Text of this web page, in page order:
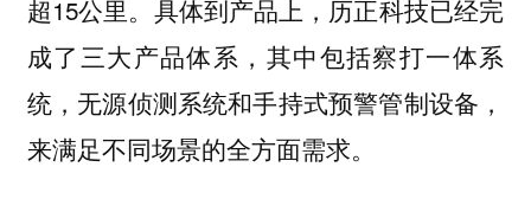
超15公里。具体到产品上，历正科技已经完
成了三大产品体系，其中包括察打一体系
统，无源侦测系统和手持式预警管制设备，
来满足不同场景的全方面需求。